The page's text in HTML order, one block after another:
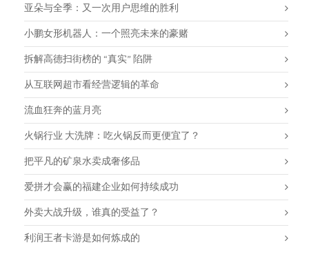
亚朵与全季：又一次用户思维的胜利
小鹏女形机器人：一个照亮未来的豪赌
拆解高德扫街榜的 “真实” 陷阱
从互联网超市看经营逻辑的革命
流血狂奔的蓝月亮
火锅行业 大洗牌：吃火锅反而更便宜了？
把平凡的矿泉水卖成奢侈品
爱拼才会赢的福建企业如何持续成功
外卖大战升级，谁真的受益了？
利润王者卡游是如何炼成的